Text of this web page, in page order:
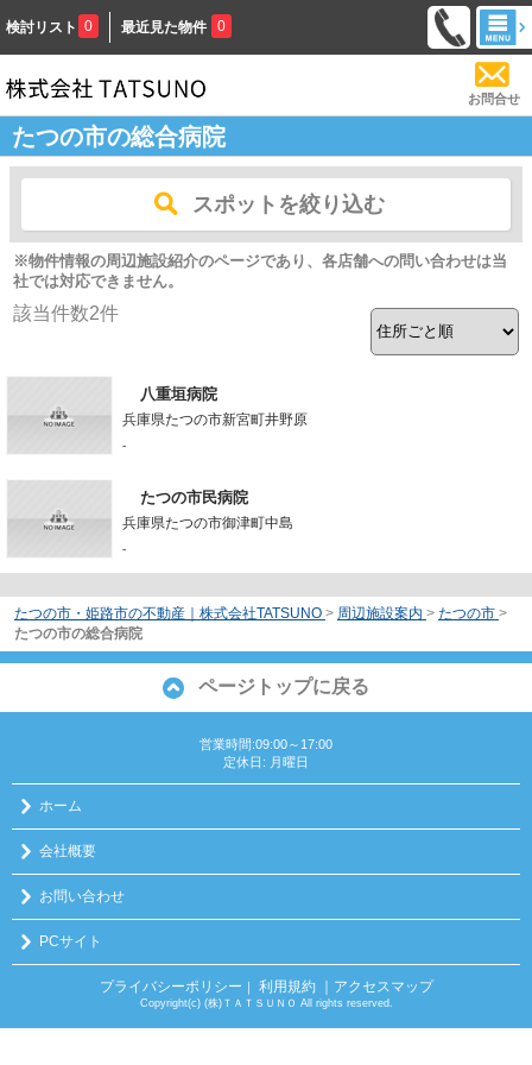
検討リスト 0 最近見た物件 0
お問合せ
たつの市の総合病院
スポットを絞り込む
※物件情報の周辺施設紹介のページであり、各店舗への問い合わせは当
社では対応できません。
該当件数2件
八重垣病院
兵庫県たつの市新宮町井野原
-
たつの市民病院
兵庫県たつの市御津町中島
-
たつの市・姫路市の不動産｜株式会社TATSUNO > 周辺施設案内 > たつの市 >
たつの市の総合病院
ページトップに戻る
営業時間:09:00～17:00
定休日: 月曜日
ホーム
会社概要
お問い合わせ
PCサイト
プライバシーポリシー ｜ 利用規約 ｜アクセスマップ
Copyright(c) (株)ＴＡＴＳＵＮＯ All rights reserved.